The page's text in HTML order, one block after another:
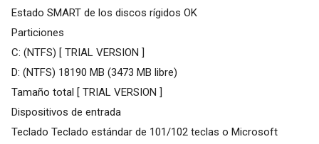
Estado SMART de los discos rígidos OK
Particiones
C: (NTFS) [ TRIAL VERSION ]
D: (NTFS) 18190 MB (3473 MB libre)
Tamaño total [ TRIAL VERSION ]
Dispositivos de entrada
Teclado Teclado estándar de 101/102 teclas o Microsoft